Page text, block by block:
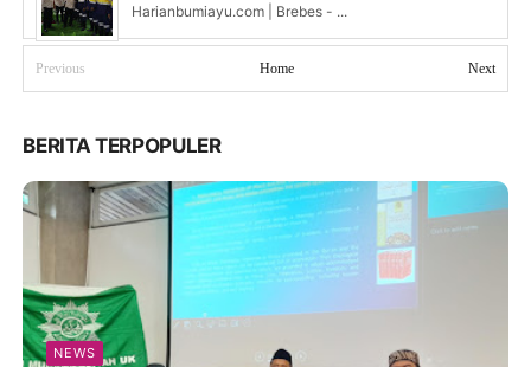
Harianbumiayu.com | Brebes - ...
Previous Next
Home
BERITA TERPOPULER
NEWS